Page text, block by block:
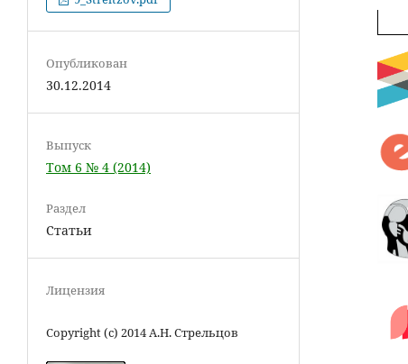
Опубликован
30.12.2014
Выпуск
Том 6 № 4 (2014)
Раздел
Статьи
Лицензия
Copyright (c) 2014 А.Н. Стрельцов